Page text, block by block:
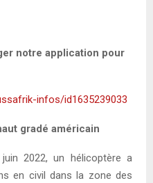
notre application pour
infos/id1635239033
gradé américain
2022, un hélicoptère a
en civil dans la zone des